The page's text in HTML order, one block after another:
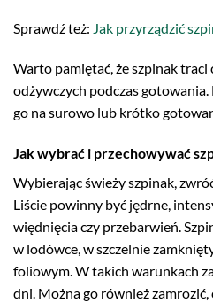
Sprawdź też: Jak przyrządzić
Warto pamiętać, że szpinak traci
odżywczych podczas
go na surowo lub krótko
Jak wybrać i przechowywać
Wybierając świeży szpinak,
Liście powinny być jędrne,
więdnięcia czy przebarwień.
w lodówce, w szczelnie
foliowym. W takich warunkach
dni. Można go również zamrozić,